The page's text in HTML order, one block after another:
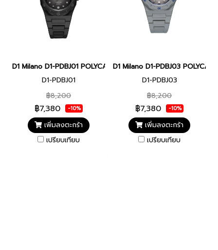
D1 Milano D1-PDBJ01 POLYCARBON DIVER Men watch
D1-PDBJ01
฿8,200
฿7,380 -10%
เพิ่มลงตะกร้า
เปรียบเทียบ
D1 Milano D1-PDBJ03
D1-PDBJ03
฿8,200
฿7,380 -10%
เพิ่มลงตะกร้า
เปรียบเทียบ